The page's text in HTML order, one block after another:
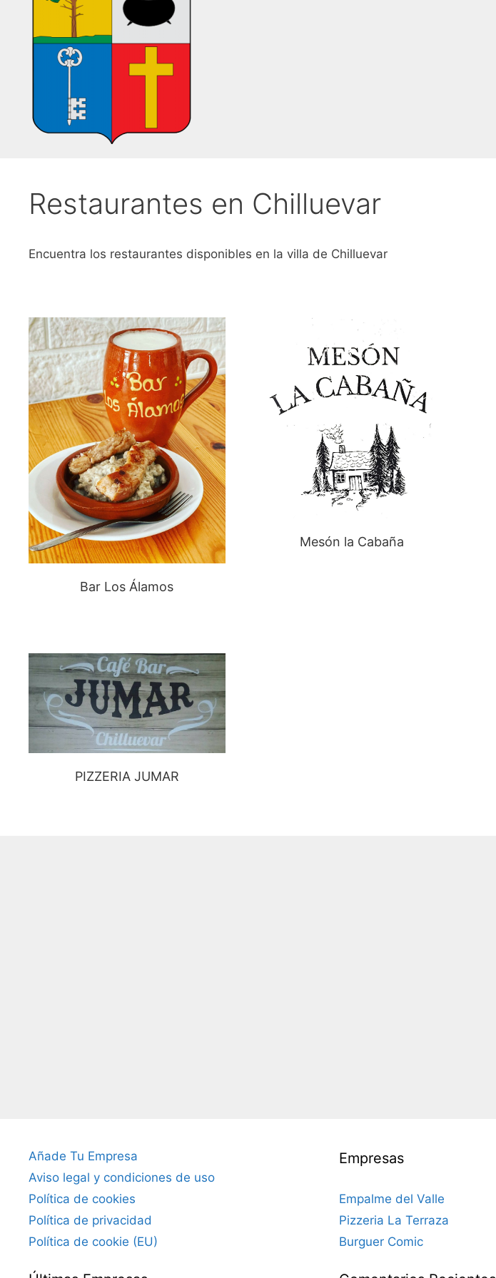
Restaurantes en Chilluevar
Encuentra los restaurantes disponibles en la villa de Chilluevar
Bar Los Álamos
Mesón la Cabaña
PIZZERIA JUMAR
Añade Tu Empresa
Aviso legal y condiciones de uso
Política de cookies
Política de privacidad
Política de cookie (EU)
Empresas
Empalme del Valle
Pizzeria La Terraza
Burguer Comic